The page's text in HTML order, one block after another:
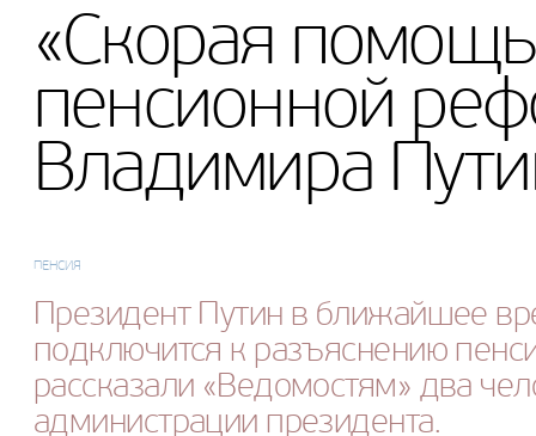
«Скорая
пенсионной
Владимира
ПЕНСИЯ
Президент Путин в ближайшее
подключится к разъяснению
рассказали «Ведомостям» два
администрации президента.